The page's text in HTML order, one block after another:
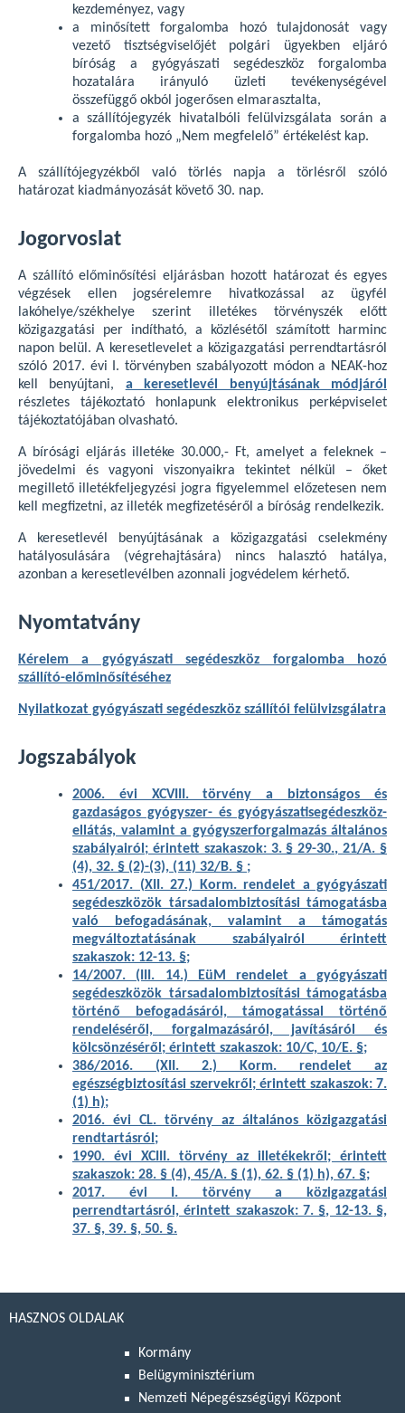
kezdeményez, vagy
a minősített forgalomba hozó tulajdonosát vagy
vezető tisztségviselőjét polgári ügyekben eljáró
bíróság a gyógyászati segédeszköz forgalomba
hozatalára irányuló üzleti tevékenységével
összefüggő okból jogerősen elmarasztalta,
a szállítójegyzék hivatalbóli felülvizsgálata során a
forgalomba hozó „Nem megfelelő” értékelést kap.
A szállítójegyzékből való törlés napja a törlésről szóló
határozat kiadmányozását követő 30. nap.
Jogorvoslat
A szállító előminősítési eljárásban hozott határozat és egyes
végzések ellen jogsérelemre hivatkozással az ügyfél
lakóhelye/székhelye szerint illetékes törvényszék előtt
közigazgatási per indítható, a közlésétől számított harminc
napon belül. A keresetlevelet a közigazgatási perrendtartásról
szóló 2017. évi I. törvényben szabályozott módon a NEAK-hoz
kell benyújtani, a keresetlevél benyújtásának módjáról
részletes tájékoztató honlapunk elektronikus perképviselet
tájékoztatójában olvasható.
A bírósági eljárás illetéke 30.000,- Ft, amelyet a feleknek –
jövedelmi és vagyoni viszonyaikra tekintet nélkül – őket
megillető illetékfeljegyzési jogra figyelemmel előzetesen nem
kell megfizetni, az illeték megfizetéséről a bíróság rendelkezik.
A keresetlevél benyújtásának a közigazgatási cselekmény
hatályosulására (végrehajtására) nincs halasztó hatálya,
azonban a keresetlevélben azonnali jogvédelem kérhető.
Nyomtatvány
Kérelem a gyógyászati segédeszköz forgalomba hozó
szállító-előminősítéséhez
Nyilatkozat gyógyászati segédeszköz szállítói felülvizsgálatra
Jogszabályok
2006. évi XCVIII. törvény a biztonságos és
gazdaságos gyógyszer- és gyógyászatisegédeszköz-
ellátás, valamint a gyógyszerforgalmazás általános
szabályairól; érintett szakaszok: 3. § 29-30., 21/A. §
(4), 32. § (2)-(3), (11) 32/B. § ;
451/2017. (XII. 27.) Korm. rendelet a gyógyászati
segédeszközök társadalombiztosítási támogatásba
való befogadásának, valamint a támogatás
megváltoztatásának szabályairól érintett
szakaszok: 12-13. §;
14/2007. (III. 14.) EüM rendelet a gyógyászati
segédeszközök társadalombiztosítási támogatásba
történő befogadásáról, támogatással történő
rendeléséről, forgalmazásáról, javításáról és
kölcsönzéséről; érintett szakaszok: 10/C, 10/E. §;
386/2016. (XII. 2.) Korm. rendelet az
egészségbiztosítási szervekről; érintett szakaszok: 7.
(1) h);
2016. évi CL. törvény az általános közigazgatási
rendtartásról;
1990. évi XCIII. törvény az illetékekről; érintett
szakaszok: 28. § (4), 45/A. § (1), 62. § (1) h), 67. §;
2017. évi I. törvény a közigazgatási
perrendtartásról, érintett szakaszok: 7. §, 12-13. §,
37. §, 39. §, 50. §.
HASZNOS OLDALAK
Kormány
Belügyminisztérium
Nemzeti Népegészségügyi Központ